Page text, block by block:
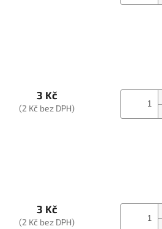
3 Kč
(2 Kč bez DPH)
3 Kč
(2 Kč bez DPH)